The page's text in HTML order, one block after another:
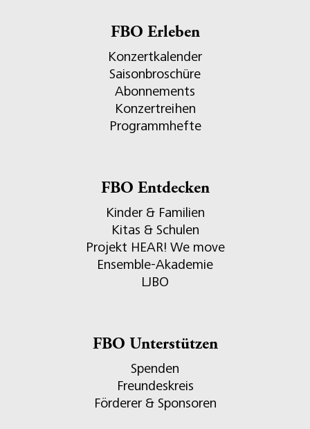
FBO Erleben
Konzertkalender
Saisonbroschüre
Abonnements
Konzertreihen
Programmhefte
FBO Entdecken
Kinder & Familien
Kitas & Schulen
Projekt HEAR! We move
Ensemble-Akademie
LJBO
FBO Unterstützen
Spenden
Freundeskreis
Förderer & Sponsoren